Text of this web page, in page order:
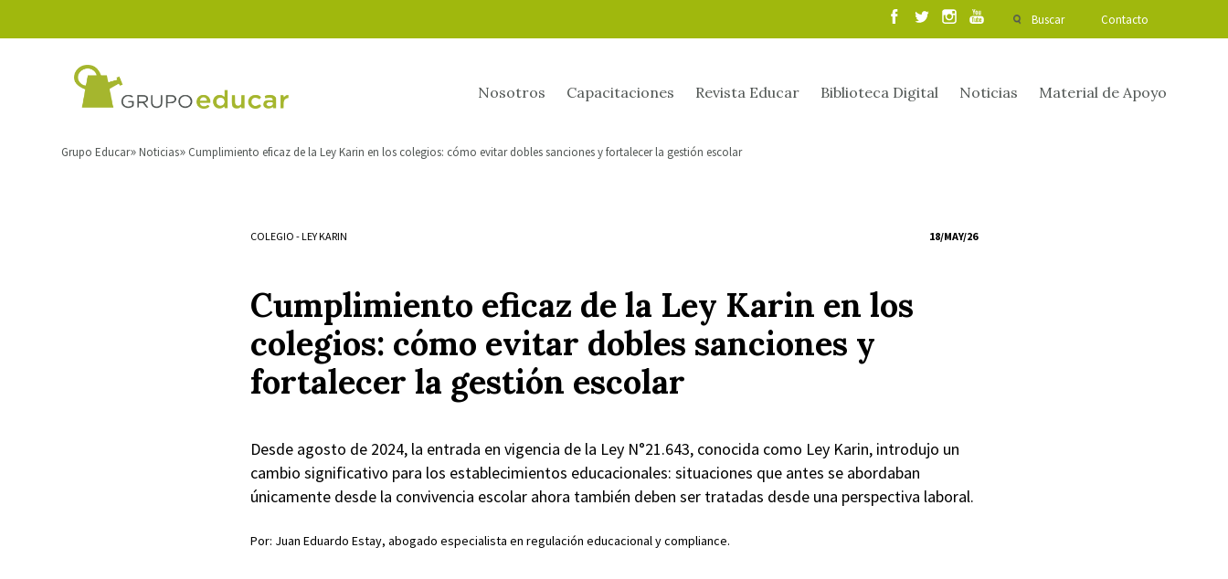
Buscar Contacto
Nosotros Capacitaciones Revista Educar Biblioteca Digital Noticias Material de Apoyo
Grupo Educar Noticias Cumplimiento eficaz de la Ley Karin en los colegios: cómo evitar dobles sanciones y fortalecer la gestión escolar
COLEGIO -LEY KARIN 18/MAY/26
Cumplimiento eficaz de la Ley Karin en los
colegios: cómo evitar dobles sanciones y
fortalecer la gestión escolar
Desde agosto de 2024, la entrada en vigencia de la Ley N°21.643, conocida como Ley Karin, introdujo un
cambio significativo para los establecimientos educacionales: situaciones que antes se abordaban
únicamente desde la convivencia escolar ahora también deben ser tratadas desde una perspectiva laboral.
Por: Juan Eduardo Estay, abogado especialista en regulación educacional y compliance.